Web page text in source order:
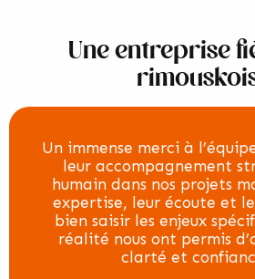
Une entreprise
Un immense merci à
leur accompagnement
humain dans nos projets
expertise, leur écoute et
bien saisir les enjeux
réalité nous ont permis
clarté et